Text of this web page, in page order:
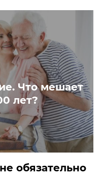
Что мешает
лет?
обязательно